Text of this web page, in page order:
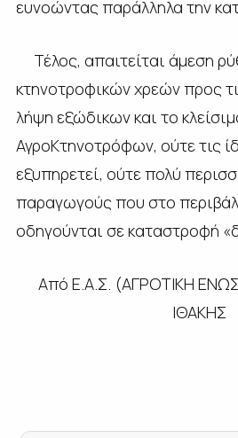
ευνοώντας παράλληλα την
Τέλος, απαιτείται άµεση
κτηνοτροφικών χρεών προς
λήψη εξώδικων και το
ΑγροΚτηνοτρόφων, ούτε τις
εξυπηρετεί, ούτε πολύ
παραγωγούς που στο
οδηγούνται σε καταστροφή
Από Ε.Α.Σ. (ΑΓΡΟΤΙΚΗ
ΙΘΑΚΗΣ